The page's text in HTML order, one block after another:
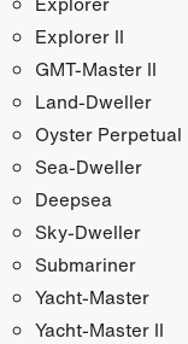
Explorer II
GMT-Master II
Land-Dweller
Oyster Perpetual
Sea-Dweller
Deepsea
Sky-Dweller
Submariner
Yacht-Master
Yacht-Master II